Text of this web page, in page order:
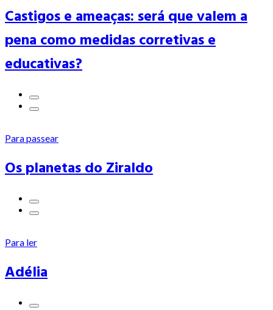
Castigos e ameaças: será que valem a
pena como medidas corretivas e
educativas?
Para passear
Os planetas do Ziraldo
Para ler
Adélia